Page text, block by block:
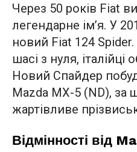
Через 50 років Fiat
легендарне ім’я. У
новий Fiat 124
шасі з нуля, італійці
Новий Спайдер
Mazda MX-5 (ND), за
жартівливе
Відмінності від